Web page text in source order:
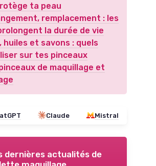
ta peau
remplacement : les
la durée de vie
et savons : quels
sur tes pinceaux
de maquillage et
Claude Mistral
dernières actualités de